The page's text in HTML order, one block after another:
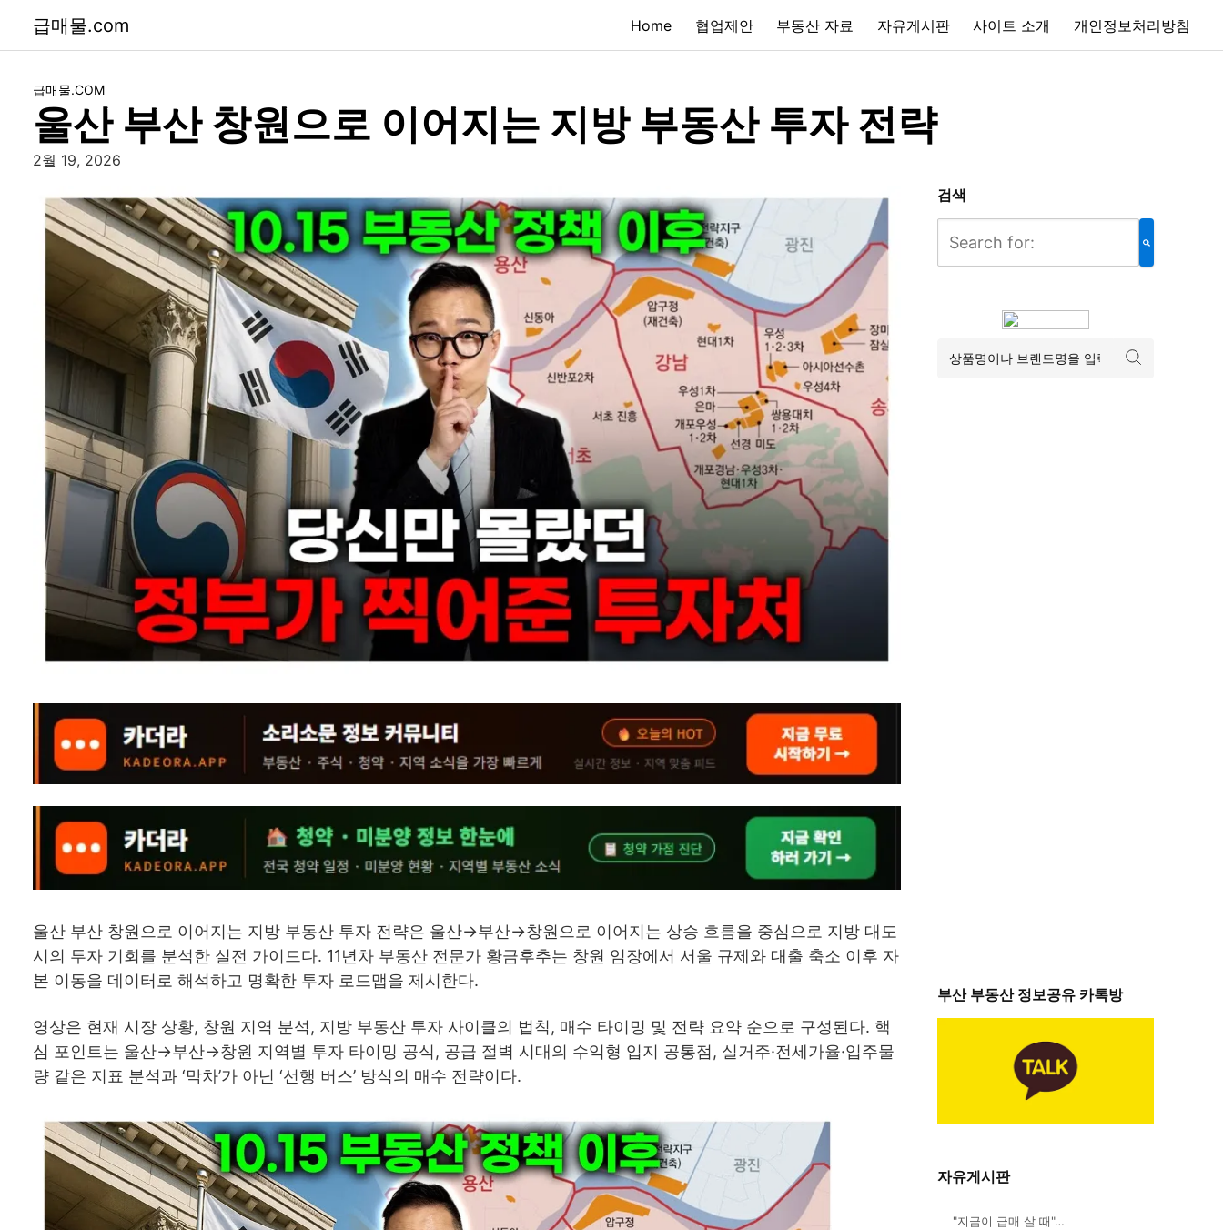
급매물.com Home 협업제안 부동산 자료 자유게시판 사이트 소개 개인정보처리방침
급매물.COM
울산 부산 창원으로 이어지는 지방 부동산 투자 전략
2월 19, 2026
울산 부산 창원으로 이어지는 지방 부동산 투자 전략은 울산→부산→창원으로 이어지는 상승 흐름을 중심으로 지방 대도
시의 투자 기회를 분석한 실전 가이드다. 11년차 부동산 전문가 황금후추는 창원 임장에서 서울 규제와 대출 축소 이후 자
본 이동을 데이터로 해석하고 명확한 투자 로드맵을 제시한다.
영상은 현재 시장 상황, 창원 지역 분석, 지방 부동산 투자 사이클의 법칙, 매수 타이밍 및 전략 요약 순으로 구성된다. 핵
심 포인트는 울산→부산→창원 지역별 투자 타이밍 공식, 공급 절벽 시대의 수익형 입지 공통점, 실거주·전세가율·입주물
량 같은 지표 분석과 ‘막차’가 아닌 ‘선행 버스’ 방식의 매수 전략이다.
검색
부산 부동산 정보공유 카톡방
자유게시판
"지금이 급매 살 때"…